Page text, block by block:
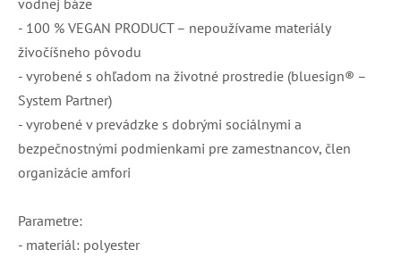
- 100 % VEGAN PRODUCT – nepoužívame materiály
živočíšneho pôvodu
- vyrobené s ohľadom na životné prostredie (bluesign® –
System Partner)
- vyrobené v prevádzke s dobrými sociálnymi a
bezpečnostnými podmienkami pre zamestnancov, člen
organizácie amfori
Parametre:
- materiál: polyester